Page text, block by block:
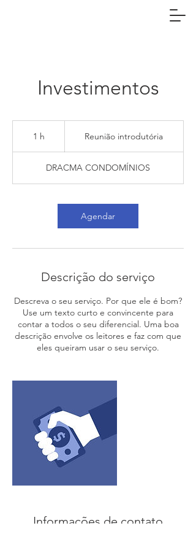
Investimentos
1 h Reunião introdutória
DRACMA CONDOMÍNIOS
Agendar
Descrição do serviço
Descreva o seu serviço. Por que ele é bom?
Use um texto curto e convincente para
contar a todos o seu diferencial. Uma boa
descrição envolve os leitores e faz com que
eles queiram usar o seu serviço.
Informações de contato